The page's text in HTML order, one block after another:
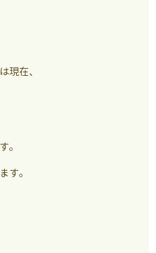
現在、
。
す。